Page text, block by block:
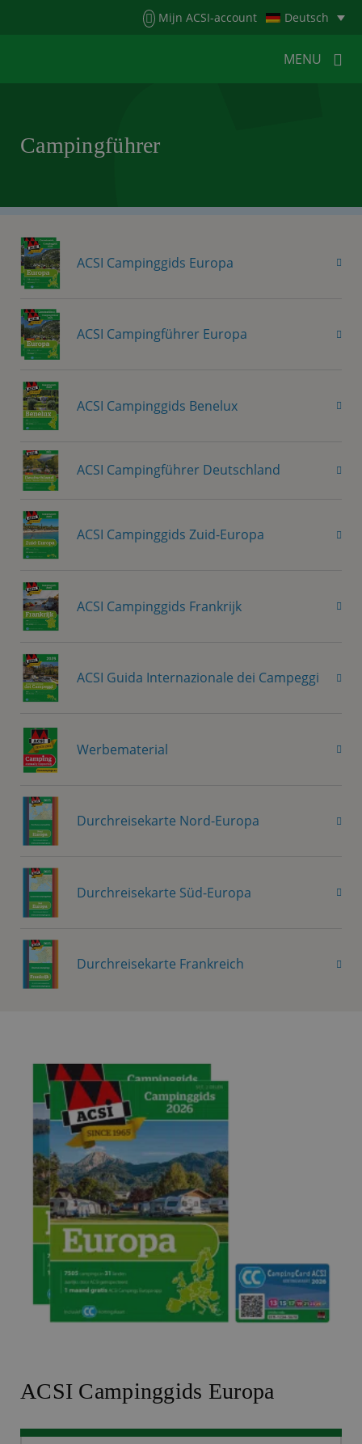
Mijn ACSI-account Deutsch
MENU
FÜR CAMPINGPLÄTZENEUIGKEITEN
ACSI WEBSHOP
Campingführer
ACSI Campinggids Europa
ACSI Campingführer Europa
ACSI Campinggids Benelux
ACSI Campingführer Deutschland
ACSI Campinggids Zuid-Europa
ACSI Campinggids Frankrijk
ACSI Guida Internazionale dei Campeggi
Werbematerial
Durchreisekarte Nord-Europa
Durchreisekarte Süd-Europa
Durchreisekarte Frankreich
ACSI Campinggids Europa